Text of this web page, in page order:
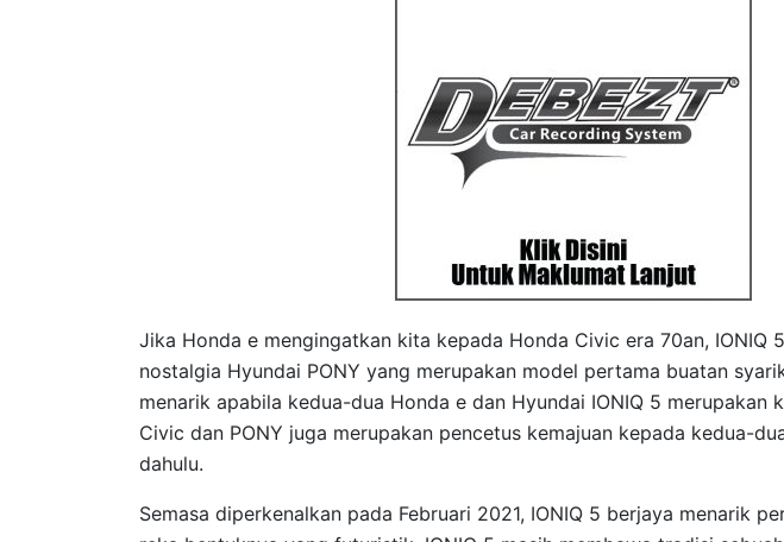
Jika Honda e mengingatkan kita kepada Honda Civic era 70an, IONIQ
nostalgia Hyundai PONY yang merupakan model pertama buatan
menarik apabila kedua-dua Honda e dan Hyundai IONIQ 5 merupakan
Civic dan PONY juga merupakan pencetus kemajuan kepada kedua-
dahulu.
Semasa diperkenalkan pada Februari 2021, IONIQ 5 berjaya menarik